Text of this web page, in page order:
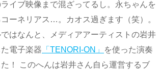
イブ映像まで混ざってるし。永ちゃんを
ーネリアス…。カオス過ぎます（笑）。
はなんと、メディアアーティストの岩井
電子楽器 「TENORI-ON」
を使った演奏
！ このへんは岩井さん自ら運営するブ